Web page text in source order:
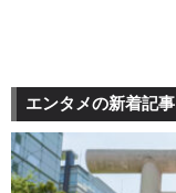
エンタメの新着記事